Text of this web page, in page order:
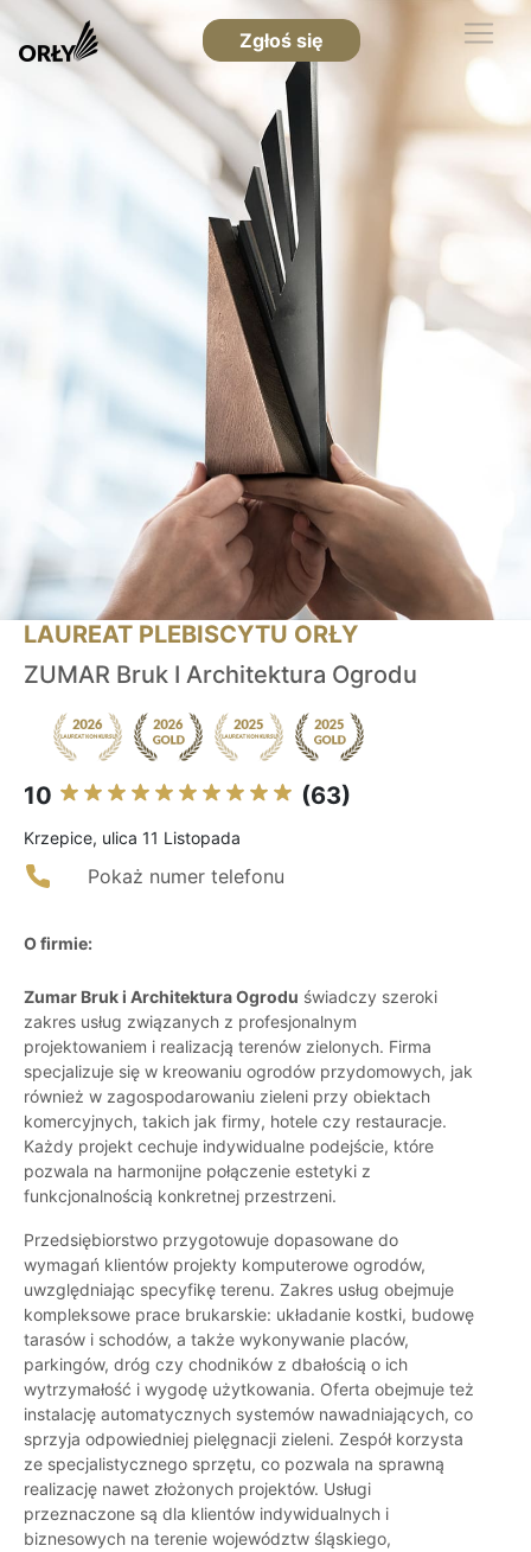
Zgłoś się
LAUREAT PLEBISCYTU ORŁY
ZUMAR Bruk I Architektura Ogrodu
10 (63)
Krzepice, ulica 11 Listopada
Pokaż numer telefonu
O firmie:
Zumar Bruk i Architektura Ogrodu świadczy szeroki
zakres usług związanych z profesjonalnym
projektowaniem i realizacją terenów zielonych. Firma
specjalizuje się w kreowaniu ogrodów przydomowych, jak
również w zagospodarowaniu zieleni przy obiektach
komercyjnych, takich jak firmy, hotele czy restauracje.
Każdy projekt cechuje indywidualne podejście, które
pozwala na harmonijne połączenie estetyki z
funkcjonalnością konkretnej przestrzeni.
Przedsiębiorstwo przygotowuje dopasowane do
wymagań klientów projekty komputerowe ogrodów,
uwzględniając specyfikę terenu. Zakres usług obejmuje
kompleksowe prace brukarskie: układanie kostki, budowę
tarasów i schodów, a także wykonywanie placów,
parkingów, dróg czy chodników z dbałością o ich
wytrzymałość i wygodę użytkowania. Oferta obejmuje też
instalację automatycznych systemów nawadniających, co
sprzyja odpowiedniej pielęgnacji zieleni. Zespół korzysta
ze specjalistycznego sprzętu, co pozwala na sprawną
realizację nawet złożonych projektów. Usługi
przeznaczone są dla klientów indywidualnych i
biznesowych na terenie województw śląskiego,